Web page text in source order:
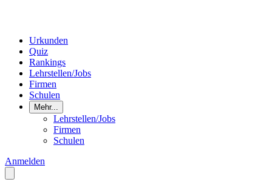
Urkunden
Quiz
Rankings
Lehrstellen/Jobs
Firmen
Schulen
Mehr...
Lehrstellen/Jobs
Firmen
Schulen
Anmelden